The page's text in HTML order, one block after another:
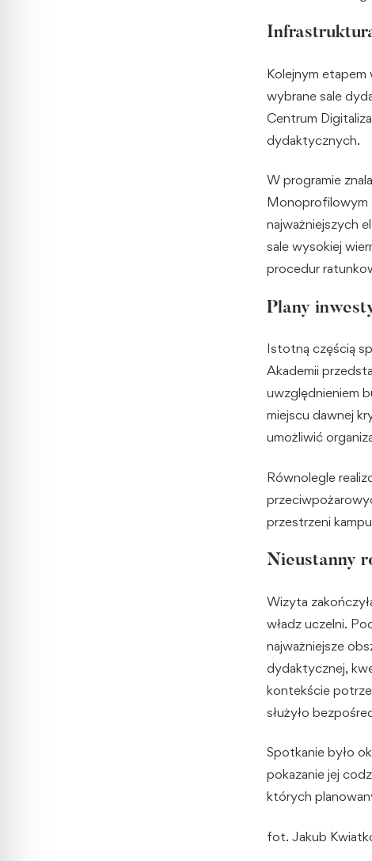
Kolejnym
wybrane sale
Centrum
dydaktycznych.
W programie
Monoprofilowym
najważniejszych
sale wysokiej
procedur
Plany
Istotną częścią
Akademii
uwzględnieniem
miejscu dawnej
umożliwić
Równolegle
przestrzeni
Nieustanny
Wizyta
władz uczelni.
najważniejsze
dydaktycznej,
kontekście
służyło
Spotkanie było
pokazanie jej
których
fot. Jakub